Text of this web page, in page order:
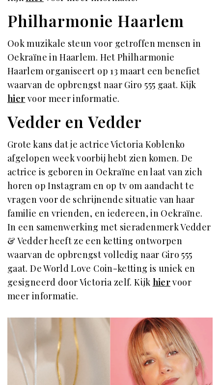
Philharmonie Haarlem
Ook muzikale steun voor getroffen mensen in
Oekraïne in Haarlem. Het Philharmonie
Haarlem organiseert op 13 maart een benefiet
waarvan de opbrengst naar Giro 555 gaat. Kijk
hier voor meer informatie.
Vedder en Vedder
Grote kans dat je actrice Victoria Koblenko
afgelopen week voorbij hebt zien komen. De
actrice is geboren in Oekraïne en laat van zich
horen op Instagram en op tv om aandacht te
vragen voor de schrijnende situatie van haar
familie en vrienden, en iedereen, in Oekraïne.
In een samenwerking met sieradenmerk Vedder
& Vedder heeft ze een ketting ontworpen
waarvan de opbrengst volledig naar Giro 555
gaat. De World Love Coin-ketting is uniek en
gesigneerd door Victoria zelf. Kijk hiervoor
meer informatie.